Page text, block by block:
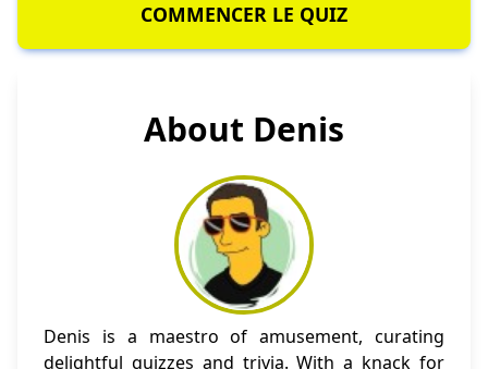
COMMENCER LE QUIZ
About Denis
Denis is a maestro of amusement, curating
delightful quizzes and trivia. With a knack for